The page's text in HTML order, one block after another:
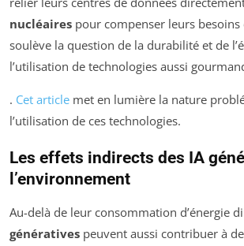
nucléaires pour compenser leurs besoins
soulève la question de la durabilité et de
l’utilisation de technologies aussi
. Cet article met en lumière la nature
l’utilisation de ces technologies.
Les effets indirects des IA
l’environnement
Au-delà de leur consommation d’énergie
génératives peuvent aussi contribuer à